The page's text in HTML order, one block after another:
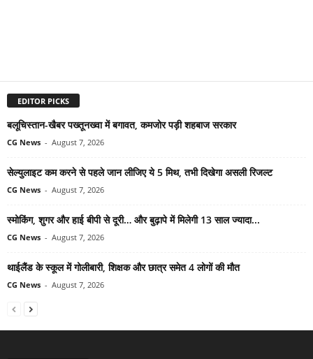
EDITOR PICKS
बलूचिस्तान-खैबर पख्तूनख्वा में बगावत, कमजोर पड़ी शहबाज सरकार
CG News - August 7, 2026
सेल्युलाइट कम करने से पहले जान लीजिए ये 5 मिथ, तभी दिखेगा असली रिजल्ट
CG News - August 7, 2026
स्मोकिंग, शुगर और हाई बीपी से दूरी… और बुढ़ापे में मिलेगी 13 साल ज्यादा...
CG News - August 7, 2026
थाईलैंड के स्कूल में गोलीबारी, शिक्षक और छात्र समेत 4 लोगों की मौत
CG News - August 7, 2026